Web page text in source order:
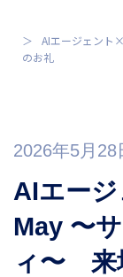
AIエージェント
のお礼
2026年5月28
AIエー
May 〜
ィ〜 来